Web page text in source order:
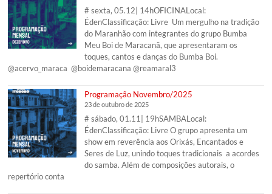
# sexta, 05.12| 14hOFICINALocal:
ÉdenClassificação: Livre Um mergulho na tradição
do Maranhão com integrantes do grupo Bumba
Meu Boi de Maracanã, que apresentaram os
toques, cantos e danças do Bumba Boi.
@acervo_maraca @boidemaracana @reamaral3
Programação Novembro/2025
23 de outubro de 2025
# sábado, 01.11| 19hSAMBALocal:
ÉdenClassificação: Livre O grupo apresenta um
show em reverência aos Orixás, Encantados e
Seres de Luz, unindo toques tradicionais a acordes
do samba. Além de composições autorais, o
repertório conta